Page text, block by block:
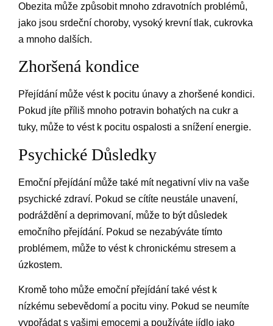
Obezita může způsobit mnoho zdravotních problémů,
jako jsou srdeční choroby, vysoký krevní tlak, cukrovka
a mnoho dalších.
Zhoršená kondice
Přejídání může vést k pocitu únavy a zhoršené kondici.
Pokud jíte příliš mnoho potravin bohatých na cukr a
tuky, může to vést k pocitu ospalosti a snížení energie.
Psychické Důsledky
Emoční přejídání může také mít negativní vliv na vaše
psychické zdraví. Pokud se cítíte neustále unavení,
podráždění a deprimovaní, může to být důsledek
emočního přejídání. Pokud se nezabýváte tímto
problémem, může to vést k chronickému stresem a
úzkostem.
Kromě toho může emoční přejídání také vést k
nízkému sebevědomí a pocitu viny. Pokud se neumíte
vypořádat s vašimi emocemi a používáte jídlo jako